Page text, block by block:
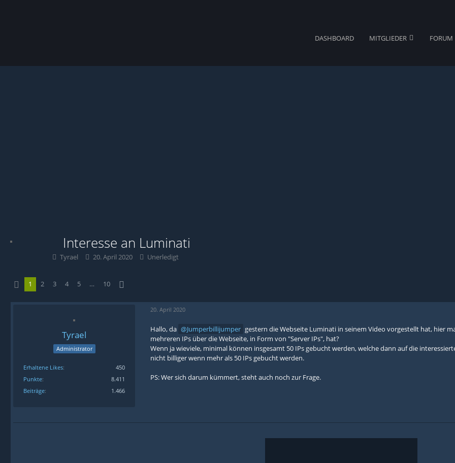
DASHBOARD MITGLIEDER FORUM
Interesse an Luminati
Tyrael 20. April 2020 Unerledigt
1 2 3 4 5 … 10
Tyrael
Administrator
Erhaltene Likes
450
Punkte
8.411
Beiträge
1.466
20. April 2020
Hallo, da Jumperbillijumper gestern die Webseite Luminati in seinem Video vorgestellt hat, hier
mehreren IPs über die Webseite, in Form von "Server IPs", hat?
Wenn ja wieviele, minimal können insgesamt 50 IPs gebucht werden, welche dann auf die
nicht billiger wenn mehr als 50 IPs gebucht werden.
PS: Wer sich darum kümmert, steht auch noch zur Frage.